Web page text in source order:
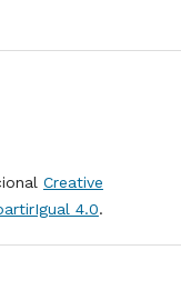
Creative
4.0.